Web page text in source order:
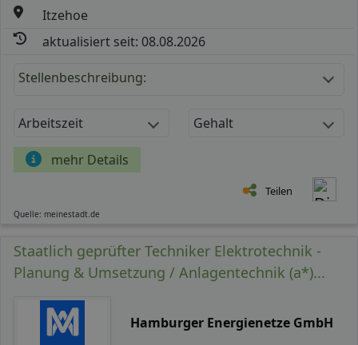
Itzehoe
aktualisiert seit: 08.08.2026
Stellenbeschreibung:
Arbeitszeit Gehalt
mehr Details
Teilen
Quelle: meinestadt.de
Staatlich geprüfter Techniker Elektrotechnik -
Planung & Umsetzung / Anlagentechnik (a*)...
Hamburger Energienetze GmbH